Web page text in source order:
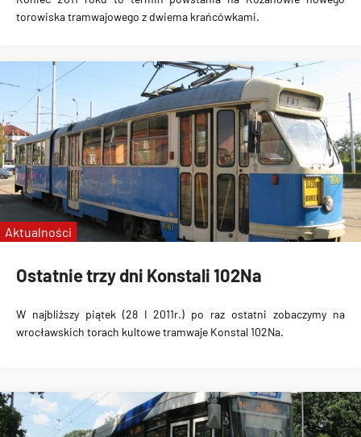
torowiska tramwajowego z dwiema krańcówkami.
Ostatnie trzy dni Konstali 102Na
W najbliższy piątek (28 I 2011r.) po raz ostatni zobaczymy na
wrocławskich torach kultowe tramwaje Konstal 102Na.
Aktualności